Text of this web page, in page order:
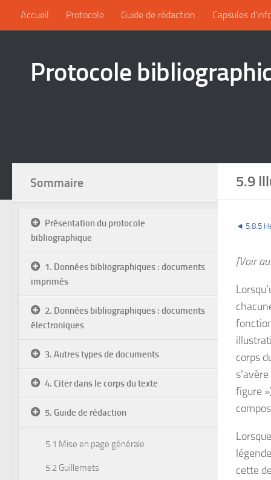
Accueil Protocole Guide de rédaction Capsules
Protocole
5.9
◄ 5.8.5
[Voir
corps
figure
cette
Sommaire
Présentation du protocole
bibliographique
1. Données bibliographiques : documents
imprimés
2. Données bibliographiques : documents
électroniques
3. Autres types de documents
4. Citer dans le corps du texte
5. Guide de rédaction
5.1 Mise en page générale
5.2 Guillemets